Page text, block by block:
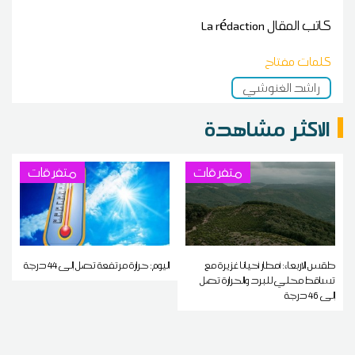
كاتب المقالLa rédaction
كلمات مفتاح
راشد الغنوشي
الاكثر مشاهدة
متفرقات
طقس الاربعاء: أمطار أحيانا غزيرة مع
تساقط محلي للبرد والحرارة تصل
إلى 46 درجة
متفرقات
اليوم: حرارة مرتفعة تصل إلى 44 درجة